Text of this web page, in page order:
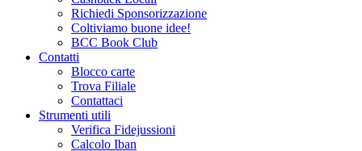
Richiedi Sponsorizzazione
Coltiviamo buone idee!
BCC Book Club
Contatti
Blocco carte
Trova Filiale
Contattaci
Strumenti utili
Verifica Fidejussioni
Calcolo Iban